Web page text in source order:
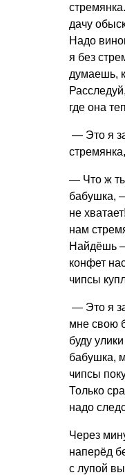
дачу
Надо
я без
думаешь,
где она
— Это я
— Что ж
бабушка,
не
нам
Найдёшь
конфет
чипсы
— Это я
мне свою
буду
бабушка,
чипсы
Только
надо
Через
наперёд
с лупой